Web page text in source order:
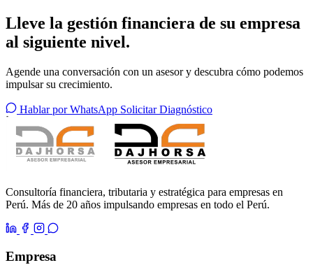
Lleve la gestión financiera de su empresa
al siguiente nivel.
Agende una conversación con un asesor y descubra cómo podemos
impulsar su crecimiento.
Hablar por WhatsApp Solicitar Diagnóstico
Consultoría financiera, tributaria y estratégica para empresas en
Perú. Más de 20 años impulsando empresas en todo el Perú.
Empresa